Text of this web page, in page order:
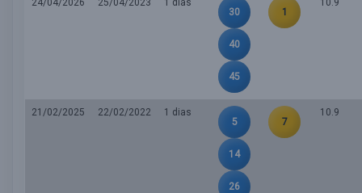
24/04/2026 25/04/2023
1 dias
30
40
45
1
10.9
21/02/2025 22/02/2022
1 dias
5
14
26
7
10.9